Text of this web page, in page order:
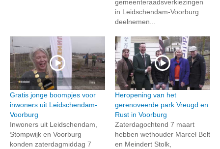
gemeenteraadsverkiezingen
in Leidschendam-Voorburg
deelnemen...
Gratis jonge boompjes voor
inwoners uit Leidschendam-
Voorburg
Inwoners uit Leidschendam,
Stompwijk en Voorburg
konden zaterdagmiddag 7
Heropening van het
gerenoveerde park Vreugd en
Rust in Voorburg
Zaterdagochtend 7 maart
hebben wethouder Marcel Belt
en Meindert Stolk,